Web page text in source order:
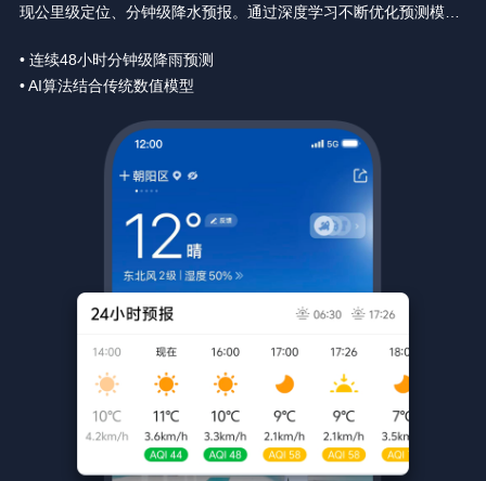
现公里级定位、分钟级降水预报。通过深度学习不断优化预测模
• 连续48小时分钟级降雨预测
• AI算法结合传统数值模型